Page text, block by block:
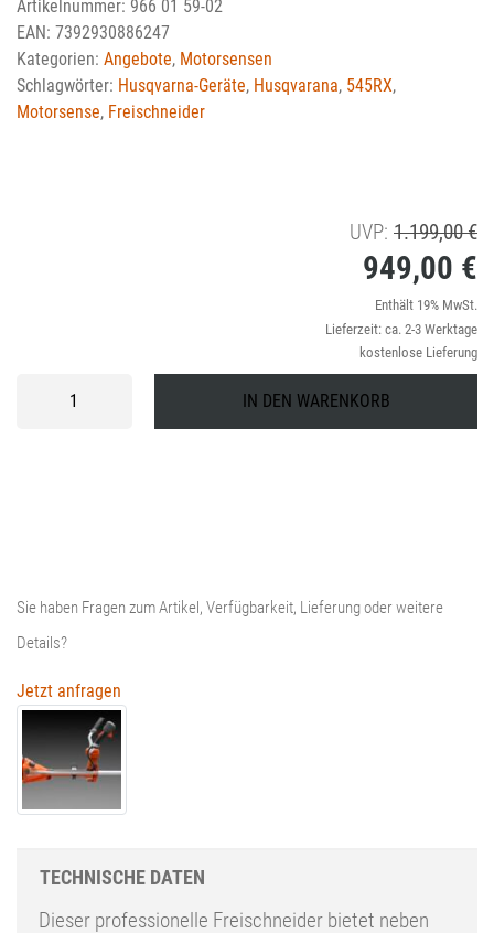
Artikelnummer: 966 01 59-02
EAN: 7392930886247
Kategorien: Angebote, Motorsensen
Schlagwörter: Husqvarna-Geräte, Husqvarana, 545RX,
Motorsense, Freischneider
UVP: 1.199,00€
949,00 €
Enthält 19% MwSt.
Lieferzeit: ca. 2-3 Werktage
kostenlose Lieferung
IN DEN WARENKORB
Sie haben Fragen zum Artikel, Verfügbarkeit, Lieferung oder weitere
Details?
Jetzt anfragen
TECHNISCHE DATEN
Dieser professionelle Freischneider bietet neben